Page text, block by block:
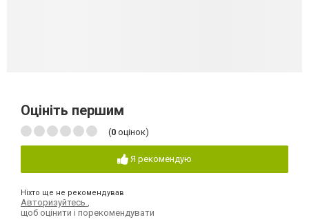
Оцініть першим
(0 оцінок)
Я рекомендую
Ніхто ще не рекомендував
Авторизуйтесь ,
щоб оцінити і порекомендувати